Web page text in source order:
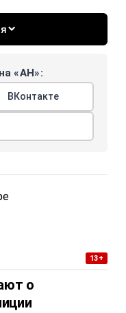
«АН»:
ВКонтакте
13+
о